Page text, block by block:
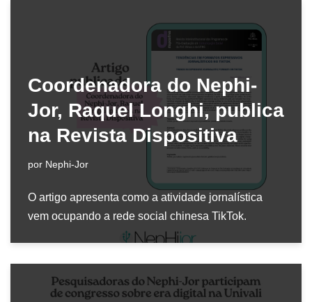
Coordenadora do Nephi-
Jor, Raquel Longhi, publica
na Revista Dispositiva
por Nephi-Jor
O artigo apresenta como a atividade jornalística
vem ocupando a rede social chinesa TikTok.